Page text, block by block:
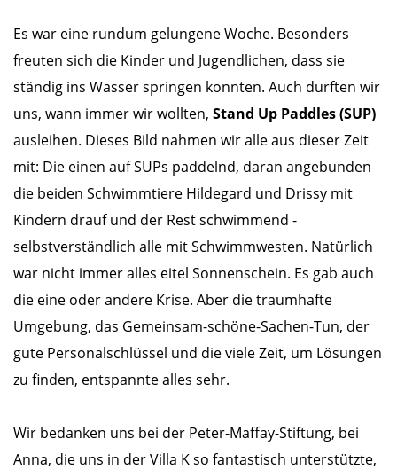
Es war eine rundum gelungene Woche. Besonders
freuten sich die Kinder und Jugendlichen, dass sie
ständig ins Wasser springen konnten. Auch durften wir
uns, wann immer wir wollten, Stand Up Paddles (SUP)
ausleihen. Dieses Bild nahmen wir alle aus dieser Zeit
mit: Die einen auf SUPs paddelnd, daran angebunden
die beiden Schwimmtiere Hildegard und Drissy mit
Kindern drauf und der Rest schwimmend -
selbstverständlich alle mit Schwimmwesten. Natürlich
war nicht immer alles eitel Sonnenschein. Es gab auch
die eine oder andere Krise. Aber die traumhafte
Umgebung, das Gemeinsam-schöne-Sachen-Tun, der
gute Personalschlüssel und die viele Zeit, um Lösungen
zu finden, entspannte alles sehr.
Wir bedanken uns bei der Peter-Maffay-Stiftung, bei
Anna, die uns in der Villa K so fantastisch unterstützte,